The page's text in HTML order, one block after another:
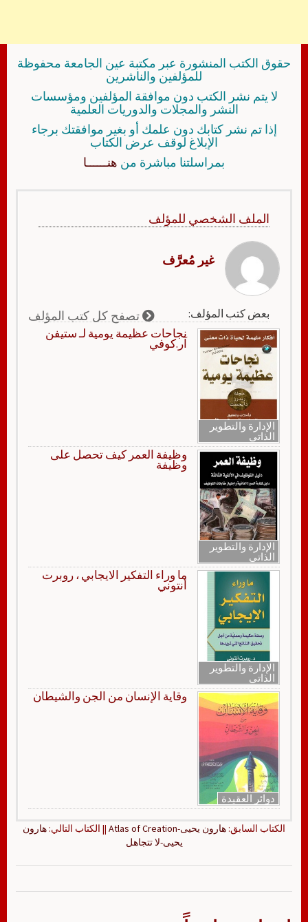
حقوق الكتب المنشورة عبر مكتبة عين الجامعة محفوظة
للمؤلفين والناشرين
لا يتم نشر الكتب دون موافقة المؤلفين ومؤسسات
النشر والمجلات والدوريات العلمية
إذا تم نشر كتابك دون علمك أو بغير موافقتك برجاء
الإبلاغ لوقف عرض الكتاب
بمراسلتنا مباشرة من هنــــــا
الملف الشخصي للمؤلف
غير مُعرَّف
بعض كتب المؤلف: تصفح كل كتب المؤلف
الإدارة والتطوير
الذاتي
نجاحات عظيمة يومية لـ ستيفن
آر.كوفي
الإدارة والتطوير
الذاتي
وظيفة العمر كيف تحصل على
وظيفة
الإدارة والتطوير
الذاتي
ما وراء التفكير الايجابي ، روبرت
أنتوني
دوائر العقيدة
وقاية الإنسان من الجن والشيطان
الكتاب السابق: هارون يحيى-Atlas of Creation || الكتاب التالي: هارون
يحيى-لا تتجاهل